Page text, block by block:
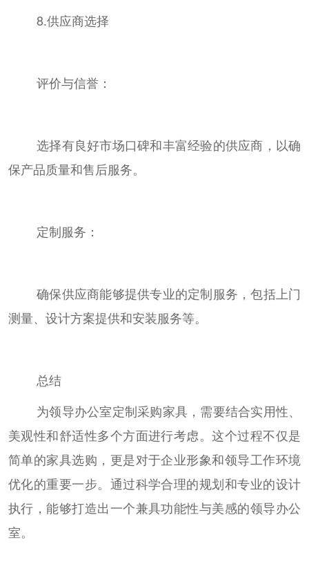
8.供应商选择
评价与信誉：
选择有良好市场口碑和丰富经验的供应商，以确
保产品质量和售后服务。
定制服务：
确保供应商能够提供专业的定制服务，包括上门
测量、设计方案提供和安装服务等。
总结
为领导办公室定制采购家具，需要结合实用性、
美观性和舒适性多个方面进行考虑。这个过程不仅是
简单的家具选购，更是对于企业形象和领导工作环境
优化的重要一步。通过科学合理的规划和专业的设计
执行，能够打造出一个兼具功能性与美感的领导办公
室。